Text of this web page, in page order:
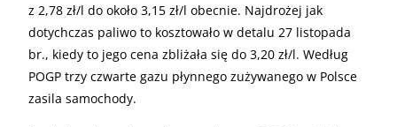
z 2,78 zł/l do około 3,15 zł/l obecnie. Najdrożej jak
dotychczas paliwo to kosztowało w detalu 27 listopada
br., kiedy to jego cena zbliżała się do 3,20 zł/l. Według
POGP trzy czwarte gazu płynnego zużywanego w Polsce
zasila samochody.